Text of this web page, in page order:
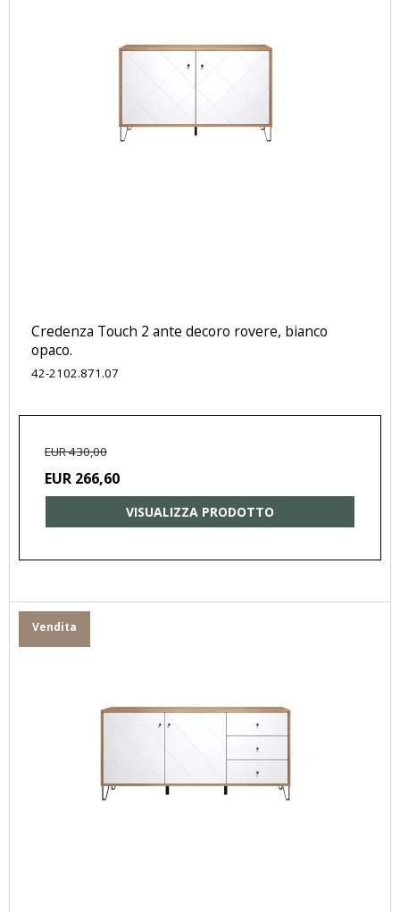
Credenza Touch 2 ante decoro rovere, bianco
opaco.
42-2102.871.07
EUR 430,00
EUR 266,60
VISUALIZZA PRODOTTO
Vendita